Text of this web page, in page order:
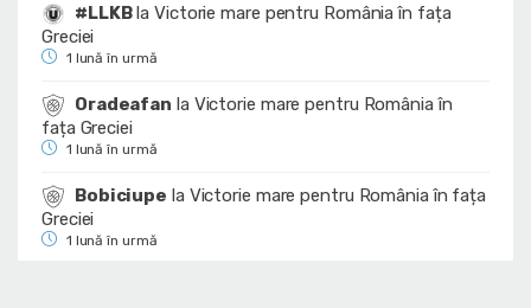
#LLKBlaVictorie mare pentru România în fața
Greciei
1 lună în urmă
Oradeafan la Victorie mare pentru România în
fața Greciei
1 lună în urmă
Bobiciupe la Victorie mare pentru România în fața
Greciei
1 lună în urmă